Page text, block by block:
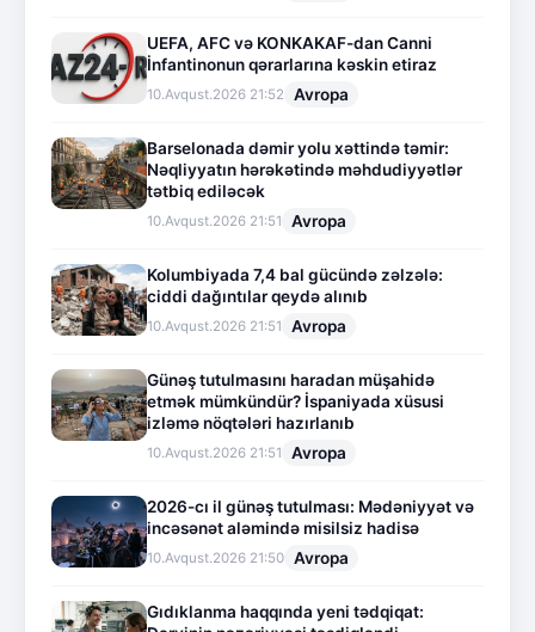
UEFA, AFC və KONKAKAF-dan Canni
İnfantinonun qərarlarına kəskin etiraz
10.Avqust.2026 21:52 Avropa
Barselonada dəmir yolu xəttində təmir:
Nəqliyyatın hərəkətində məhdudiyyətlər
tətbiq ediləcək
10.Avqust.2026 21:51 Avropa
Kolumbiyada 7,4 bal gücündə zəlzələ:
ciddi dağıntılar qeydə alınıb
10.Avqust.2026 21:51 Avropa
Günəş tutulmasını haradan müşahidə
etmək mümkündür? İspaniyada xüsusi
izləmə nöqtələri hazırlanıb
10.Avqust.2026 21:51 Avropa
2026-cı il günəş tutulması: Mədəniyyət və
incəsənət aləmində misilsiz hadisə
10.Avqust.2026 21:50 Avropa
Gıdıklanma haqqında yeni tədqiqat: